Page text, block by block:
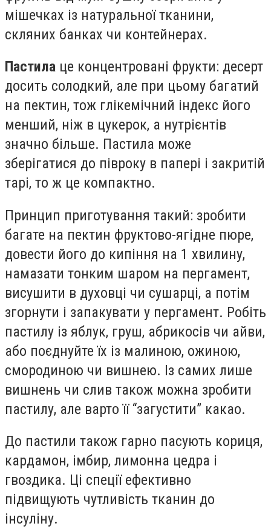
мішечках із натуральної тканини,
скляних банках чи контейнерах.
Пастила це концентровані фрукти: десерт
досить солодкий, але при цьому багатий
на пектин, тож глікемічний індекс його
менший, ніж в цукерок, а нутрієнтів
значно більше. Пастила може
зберігатися до півроку в папері і закритій
тарі, то ж це компактно.
Принцип приготування такий: зробити
багате на пектин фруктово-ягідне пюре,
довести його до кипіння на 1 хвилину,
намазати тонким шаром на пергамент,
висушити в духовці чи сушарці, а потім
згорнути і запакувати у пергамент. Робіть
пастилу із яблук, груш, абрикосів чи айви,
або поєднуйте їх із малиною, ожиною,
смородиною чи вишнею. Із самих лише
вишнень чи слив також можна зробити
пастилу, але варто її “загустити” какао.
До пастили також гарно пасують кориця,
кардамон, імбир, лимонна цедра і
гвоздика. Ці спеції ефективно
підвищують чутливість тканин до
інсуліну.